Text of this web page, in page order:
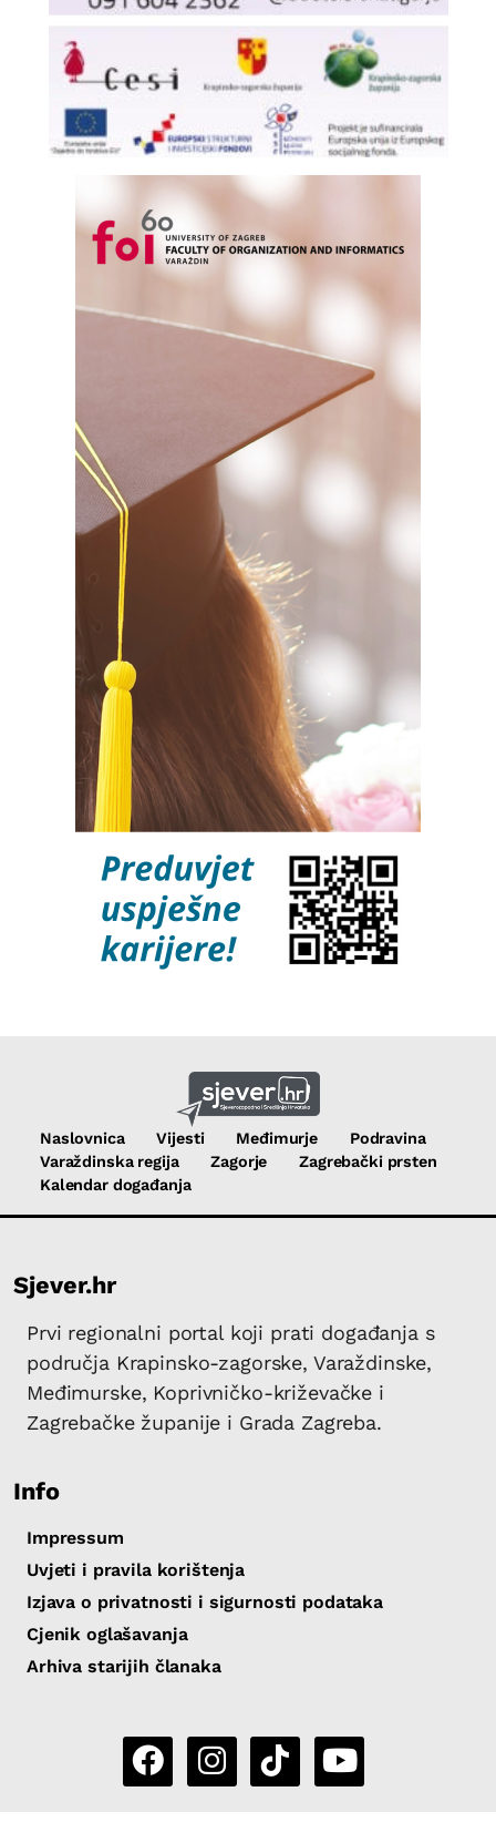
Naslovnica Vijesti Međimurje
Podravina
Varaždinska regija
Zagorje
Zagrebački prsten
Kalendar događanja
Sjever.hr
Prvi regionalni portal koji prati događanja s
područja Krapinsko-zagorske, Varaždinske,
Međimurske, Koprivničko-križevačke i
Zagrebačke županije i Grada Zagreba.
Info
Impressum
Uvjeti i pravila korištenja
Izjava o privatnosti i sigurnosti podataka
Cjenik oglašavanja
Arhiva starijih članaka